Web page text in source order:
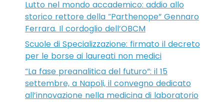
Lutto nel mondo accademico: addio allo
storico rettore della “Parthenope” Gennaro
Ferrara. Il cordoglio dell’OBCM
Scuole di Specializzazione: firmato il decreto
per le borse ai laureati non medici
“La fase preanalitica del futuro”: il 15
settembre, a Napoli, il convegno dedicato
all’innovazione nella medicina di laboratorio